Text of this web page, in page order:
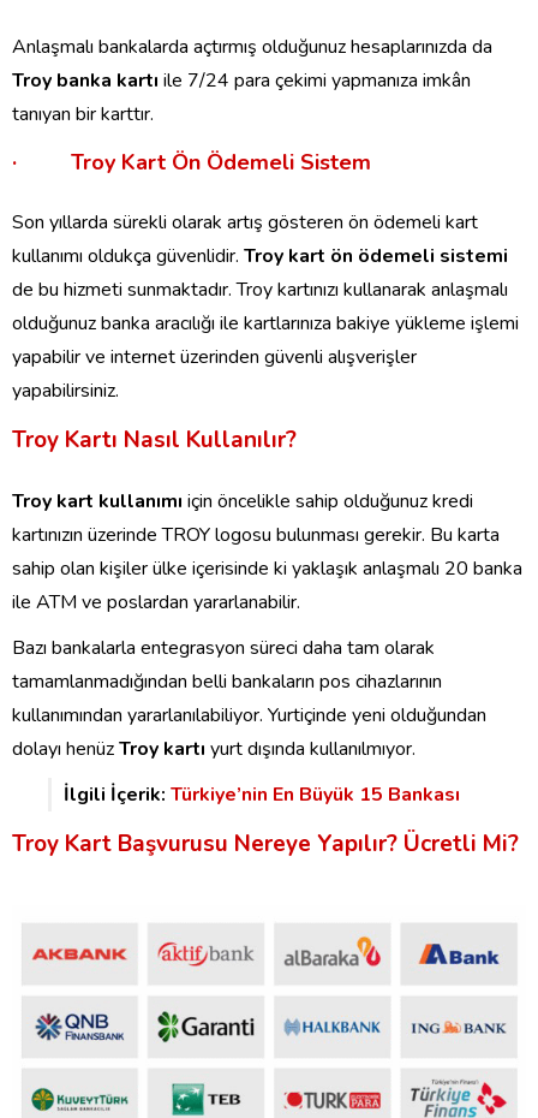
Anlaşmalı bankalarda açtırmış olduğunuz hesaplarınızda da
Troy banka kartı ile 7/24 para çekimi yapmanıza imkân
tanıyan bir karttır.
· Troy Kart Ön Ödemeli Sistem
Son yıllarda sürekli olarak artış gösteren ön ödemeli kart
kullanımı oldukça güvenlidir. Troy kart ön ödemeli sistemi
de bu hizmeti sunmaktadır. Troy kartınızı kullanarak anlaşmalı
olduğunuz banka aracılığı ile kartlarınıza bakiye yükleme işlemi
yapabilir ve internet üzerinden güvenli alışverişler
yapabilirsiniz.
Troy Kartı Nasıl Kullanılır?
Troy kart kullanımı için öncelikle sahip olduğunuz kredi
kartınızın üzerinde TROY logosu bulunması gerekir. Bu karta
sahip olan kişiler ülke içerisinde ki yaklaşık anlaşmalı 20 banka
ile ATM ve poslardan yararlanabilir.
Bazı bankalarla entegrasyon süreci daha tam olarak
tamamlanmadığından belli bankaların pos cihazlarının
kullanımından yararlanılabiliyor. Yurtiçinde yeni olduğundan
dolayı henüzTroy kartı yurt dışında kullanılmıyor.
İlgili İçerik: Türkiye’nin En Büyük 15 Bankası
Troy Kart Başvurusu Nereye Yapılır? Ücretli Mi?